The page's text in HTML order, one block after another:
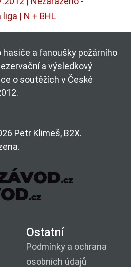
| N + BHL
a fanoušky požárního
a výsledkový
o soutěžích v České
Petr Klimeš, B2X.
Ostatní
Podmínky a ochrana
osobních údajů